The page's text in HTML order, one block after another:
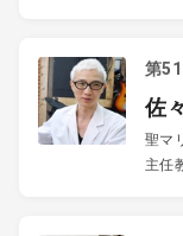
第51
佐
聖マ
主任